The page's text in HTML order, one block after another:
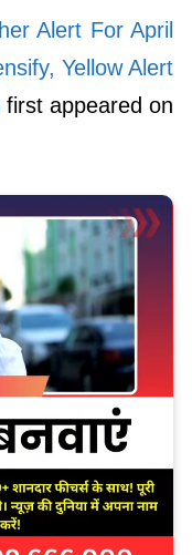
Alert For April
Yellow Alert
first appeared on